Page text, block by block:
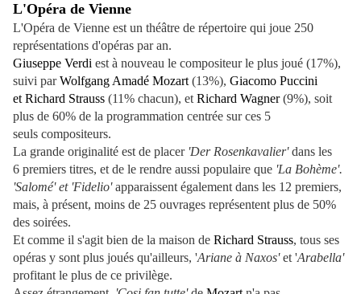
L'Opéra de Vienne
L'Opéra de Vienne est un théâtre de répertoire qui joue 250
représentations d'opéras par an.
Giuseppe Verdi est à nouveau le compositeur le plus joué (17%),
suivi parWolfgang Amadé Mozart (13%), Giacomo Puccini
et Richard Strauss (11% chacun), et Richard Wagner(9%), soit
plus de 60% de la programmation centrée sur ces 5
seuls compositeurs.
La grande originalité est de placer 'Der Rosenkavalier'dans les
6 premiers titres, et de le rendre aussi populaire que 'La Bohème'.
'Salomé' et 'Fidelio'apparaissent également dans les 12 premiers,
mais, à présent, moins de 25 ouvrages représentent plus de 50%
des soirées.
Et comme il s'agit bien de la maison de Richard Strauss, tous ses
opéras y sont plus joués qu'ailleurs, 'Ariane à Naxos'et 'Arabella'
profitant le plus de ce privilège.